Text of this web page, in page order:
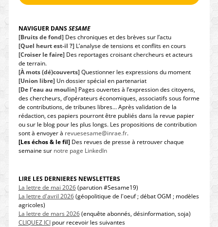
NAVIGUER DANSSESAME
[Bruits de fond]Des chroniques et des brèves sur l’actu
[Quel heurt est-il ?]L’analyse de tensions et conflits en cours
[Croiser le faire]Des reportages croisant chercheurs et acteurs
de terrain.
[À mots (dé)couverts]Questionner les expressions du moment
[Union libre]Un dossier spécial en partenariat
[De l’eau au moulin]Pages ouvertes à l’expression des citoyens,
des chercheurs, d’opérateurs économiques, associatifs sous forme
de contributions, de tribunes libres… Après validation de la
rédaction, ces papiers pourront être publiés dans la revue papier
ou sur le blog pour les plus longs. Les propositions de contribution
sont à envoyer à revuesesame@inrae.fr.
[Les échos & le fil]Des revues de presse à retrouver chaque
semaine sur notre page LinkedIn
LIRE LES DERNIERES NEWSLETTERS
La lettre de mai 2026(parution #Sesame19)
La lettre d'avril 2026(géopolitique de l'oeuf ; débat OGM ; modèles
agricoles)
La lettre de mars 2026(enquête abonnés, désinformation, soja)
CLIQUEZ ICIpour recevoir les suivantes